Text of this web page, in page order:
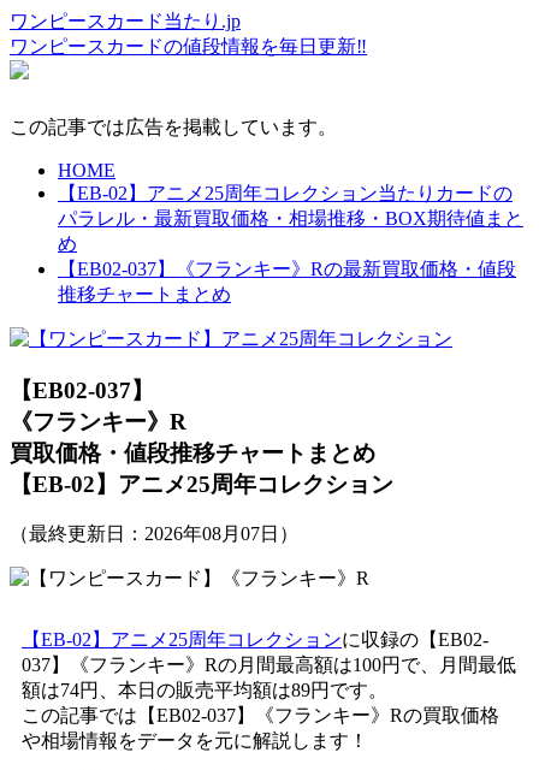
ワンピースカード当たり.jp
ワンピースカードの値段情報を毎日更新‼
この記事では広告を掲載しています。
HOME
【EB-02】アニメ25周年コレクション当たりカードの
パラレル・最新買取価格・相場推移・BOX期待値まと
め
【EB02-037】《フランキー》Rの最新買取価格・値段
推移チャートまとめ
【EB02-037】
《フランキー》R
買取価格・値段推移チャートまとめ
【EB-02】アニメ25周年コレクション
（最終更新日： 2026年08月07日 ）
【EB-02】アニメ25周年コレクションに収録の【EB02-
037】《フランキー》Rの月間最高額は100円で、月間最低
額は74円、本日の販売平均額は89円です。
この記事では【EB02-037】《フランキー》Rの買取価格
や相場情報をデータを元に解説します！